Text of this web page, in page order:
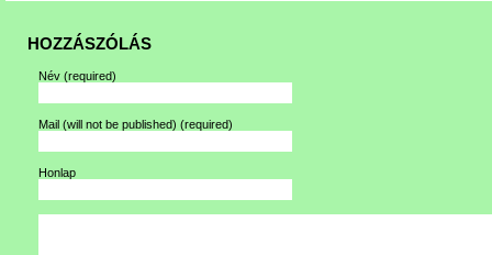
HOZZÁSZÓLÁS
Név (required)
Mail (will not be published) (required)
Honlap